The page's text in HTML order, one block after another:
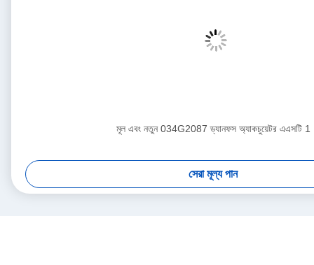
মূল এবং নতুন 034G2087 ড্যানফস অ্যাকচুয়েটর এএসটি 1
সেরা মূল্য পান